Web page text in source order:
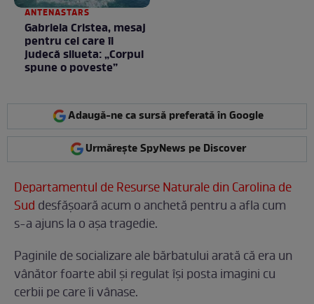
ANTENASTARS
Gabriela Cristea, mesaj
pentru cei care îi
judecă silueta: „Corpul
spune o poveste”
Adaugă-ne ca sursă preferată în Google
Urmărește SpyNews pe Discover
Departamentul de Resurse Naturale din Carolina de
Sud desfășoară acum o anchetă pentru a afla cum
s-a ajuns la o așa tragedie.
Paginile de socializare ale bărbatului arată că era un
vânător foarte abil și regulat își posta imagini cu
cerbii pe care îi vânase.